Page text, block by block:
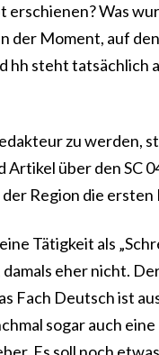
erschienen? Was
der Moment, auf
hh steht
zu werden,
Artikel über den SC
Region die
Tätigkeit als
eher nicht.
Fach Deutsch ist
sogar auch